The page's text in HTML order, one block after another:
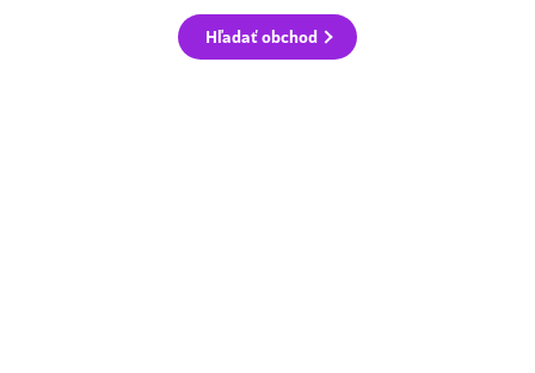
Hľadať obchod